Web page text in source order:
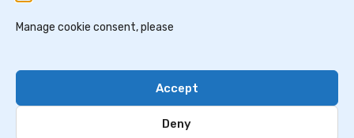
Manage cookie consent, please
Accept
Deny
Privacy Policy
Contact Us